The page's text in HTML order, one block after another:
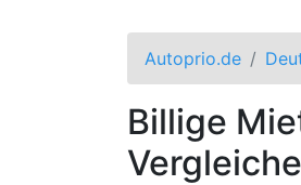
Autoprio.de
Billige